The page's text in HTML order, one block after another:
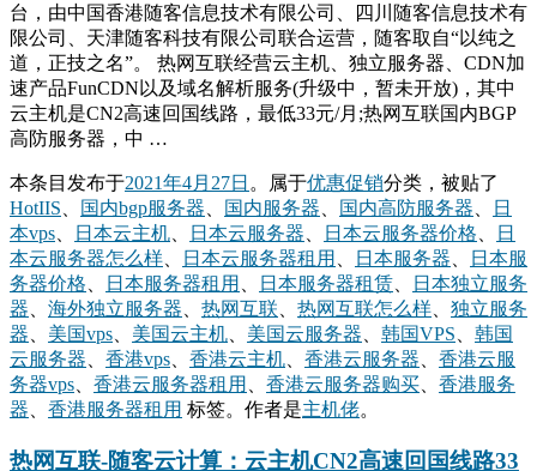
台，由中国香港随客信息技术有限公司、四川随客信息技术有
限公司、天津随客科技有限公司联合运营，随客取自“以纯之
道，正技之名”。 热网互联经营云主机、独立服务器、CDN加
速产品FunCDN以及域名解析服务(升级中，暂未开放)，其中
云主机是CN2高速回国线路，最低33元/月;热网互联国内BGP
高防服务器，中 …
本条目发布于2021年4月27日 。属于优惠促销分类，被贴了
HotIIS
国内bgp服务器 国内服务器 国内高防服务器
日
本vps
日本云主机 日本云服务器 日本云服务器价格
日
本云服务器怎么样
日本云服务器租用 日本服务器
日本服
务器价格
日本服务器租用 日本服务器租赁
日本独立服务
器
海外独立服务器 热网互联 热网互联怎么样
独立服务
器
美国vps 美国云主机 美国云服务器 韩国VPS
韩国
云服务器
香港vps 香港云主机 香港云服务器
香港云服
务器vps
香港云服务器租用 香港云服务器购买
香港服务
器
香港服务器租用 标签。 作者是主机佬。
热网互联-随客云计算：云主机CN2高速回国线路33